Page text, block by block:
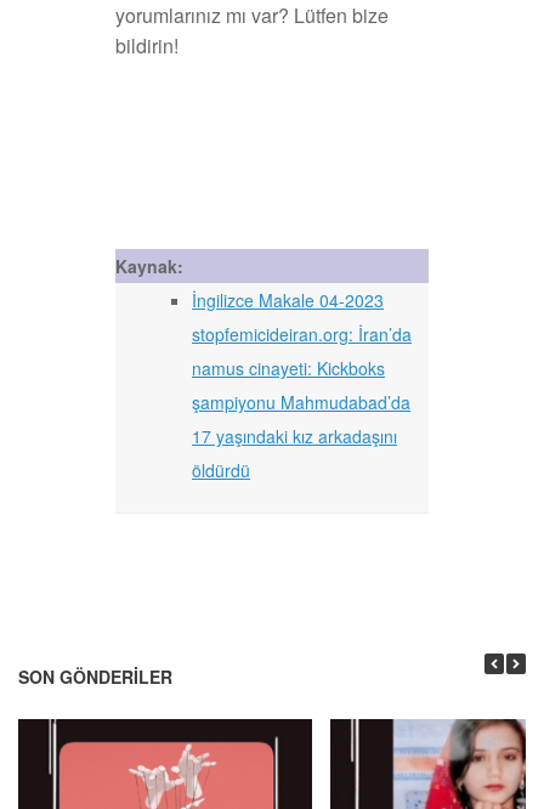
yorumlarınız mı var? Lütfen bize
bildirin!
Kaynak:
İngilizce Makale 04-2023
stopfemicideiran.org: İran’da
namus cinayeti: Kickboks
şampiyonu Mahmudabad’da
17 yaşındaki kız arkadaşını
öldürdü
SON GÖNDERILER